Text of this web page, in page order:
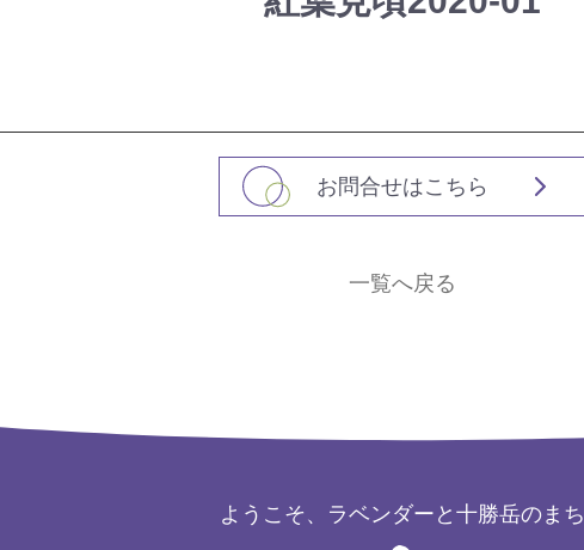
お問合せはこちら
一覧へ戻る
ようこそ、ラベンダーと十勝岳のまち